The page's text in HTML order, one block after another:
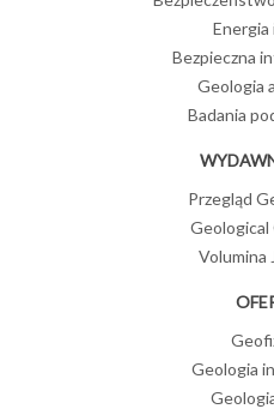
Energia
Bezpieczna
Geologia
Badania
Przegląd
Volumina
Geologia